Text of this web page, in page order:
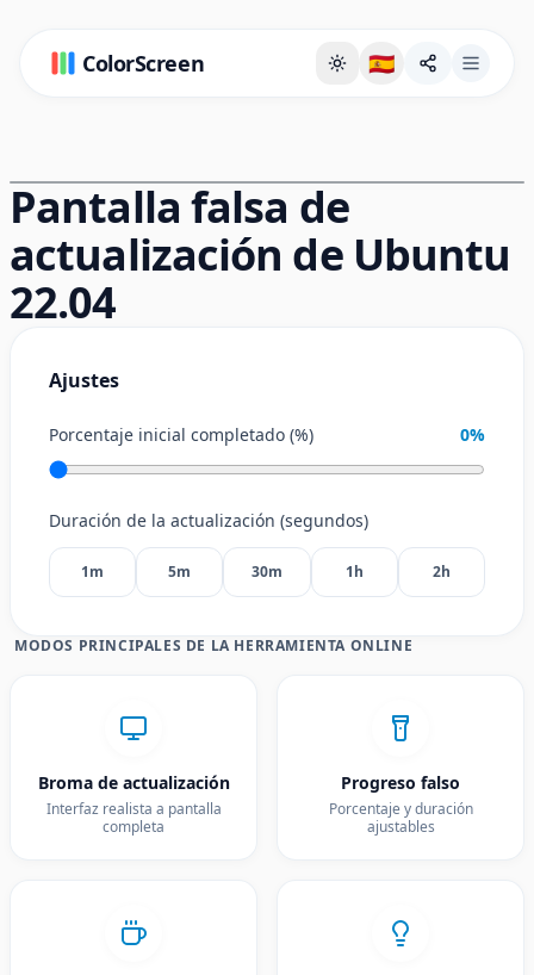
ColorScreen 🇪🇸
Pantalla falsa de
actualización de Ubuntu
22.04
Ajustes
Porcentaje inicial completado (%) 0%
Duración de la actualización (segundos)
1m 5m 30m 1h 2h
MODOS PRINCIPALES DE LA HERRAMIENTA ONLINE
Broma de actualización
Interfaz realista a pantalla
completa
Progreso falso
Porcentaje y duración
ajustables